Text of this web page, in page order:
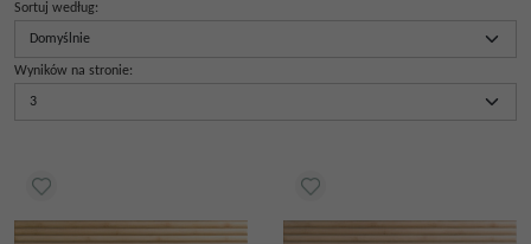
Sortuj według:
Wyników na stronie: